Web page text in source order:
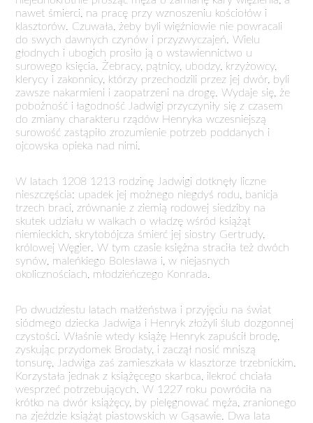
nawet śmierci, na pracę przy wznoszeniu kościołów i
klasztorów. Czuwała, żeby byli więźniowie nie powracali
do swych dawnych czynów i przyzwyczajeń. Wielu
głodnych i ubogich prosiło ją o wstawiennictwo u
surowego księcia. Żebracy, pątnicy, ubodzy, krzyżowcy,
klerycy i zakonnicy, którzy przechodzili przez jej dwór, byli
zawsze nakarmieni i zaopatrzeni na drogę. Wydaje się, że
pobożność i łagodność Jadwigi przyczyniły się z czasem
do zmiany charakteru rządów Henryka wczesniejszą
surowość zastąpiło zrozumienie potrzeb poddanych i
ojcowska opieka nad nimi.
W latach 1208 1213 rodzinę Jadwigi dotknęły liczne
nieszczęścia: upadek jej możnego niegdyś rodu, banicja
trzech braci, zrównanie z ziemią rodowej siedziby na
skutek udziału w walkach o władzę wśród książąt
niemieckich, skrytobójcza śmierć jej siostry Gertrudy,
królowej Węgier. W tym czasie księżna straciła też dwóch
synów, maleńkiego Bolesława i, w niejasnych
okolicznościach, młodzieńczego Konrada.
Po dwudziestu latach małżeństwa i przyjęciu na świat
siódmego dziecka Jadwiga i Henryk złożyli ślub dozgonnej
czystości. Właśnie wtedy książę Henryk zapuścił brodę,
zyskując przydomek Brodaty, i zaczął nosić mniszą
tonsurę, Jadwiga zaś zamieszkała w klasztorze trzebnickim.
Korzystała jednak z książęcego skarbca, ilekroć chciała
wesprzeć potrzebujących. W 1227 roku powróciła na
krótko na dwór książęcy, by pielęgnować męża, zranionego
na zjeździe książąt piastowskich w Gąsawie. Dwa lata